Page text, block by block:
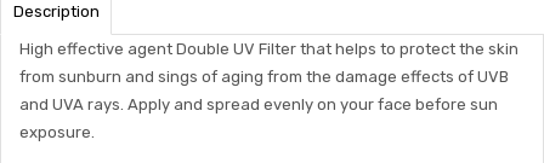
Description
High effective agent Double UV Filter that helps to protect the skin
from sunburn and sings of aging from the damage effects of UVB
and UVA rays. Apply and spread evenly on your face before sun
exposure.